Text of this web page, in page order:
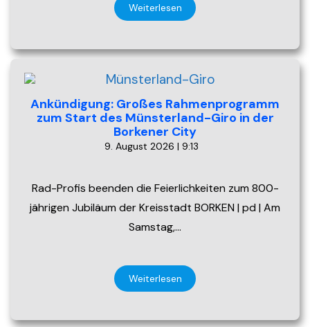
Weiterlesen
Ankündigung: Großes Rahmenprogramm
zum Start des Münsterland-Giro in der
Borkener City
9. August 2026 | 9:13
Rad-Profis beenden die Feierlichkeiten zum 800-
jährigen Jubiläum der Kreisstadt BORKEN | pd | Am
Samstag,…
Weiterlesen